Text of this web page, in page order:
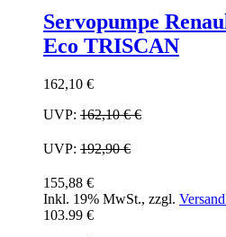
Servopumpe
Eco TRISCAN
162,10 €
UVP: 162,10 €€
UVP: 192,90 €
155,88 €
Inkl. 19% MwSt., zzgl.
103.99 €